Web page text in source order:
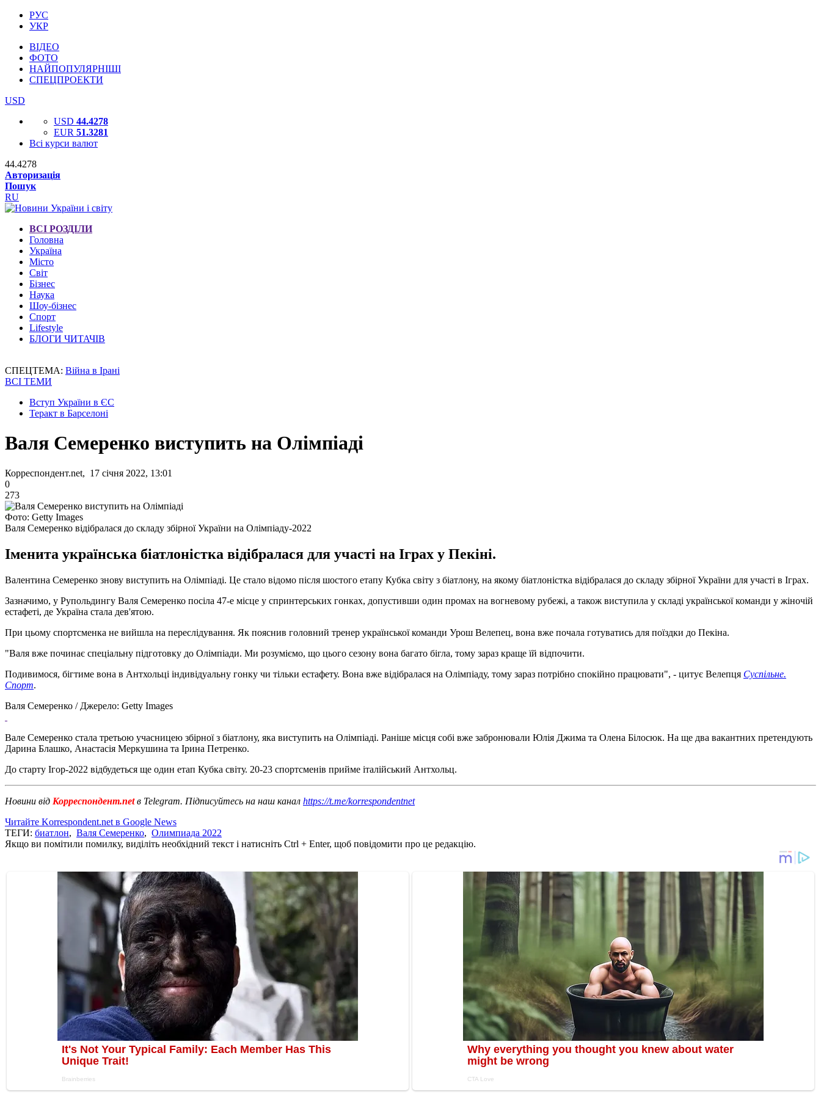
РУС
УКР
ВІДЕО
ФОТО
НАЙПОПУЛЯРНІШІ
СПЕЦПРОЕКТИ
USD
USD 44.4278
EUR 51.3281
Всі курси валют
44.4278
Авторизація
Пошук
RU
ВСІ РОЗДІЛИ
Головна
Україна
Місто
Світ
Бізнес
Наука
Шоу-бізнес
Спорт
Lifestyle
БЛОГИ ЧИТАЧІВ
СПЕЦТЕМА: Війна в Ірані
ВСІ ТЕМИ
Вступ України в ЄС
Теракт в Барселоні
Валя Семеренко виступить на Олімпіаді
Корреспондент.net, 17 січня 2022, 13:01
0
273
Фото: Getty Images
Валя Семеренко відібралася до складу збірної України на Олімпіаду-2022
Іменита українська біатлоністка відібралася для участі на Іграх у Пекіні.
Валентина Семеренко знову виступить на Олімпіаді. Це стало відомо після шостого етапу Кубка світу з біатлону, на якому біатлоністка відібралася до складу збірної України для участі в Іграх.
Зазначимо, у Рупольдингу Валя Семеренко посіла 47-е місце у спринтерських гонках, допустивши один промах на вогневому рубежі, а також виступила у складі української команди у жіночій
естафеті, де Україна стала дев'ятою.
При цьому спортсменка не вийшла на переслідування. Як пояснив головний тренер української команди Урош Велепец, вона вже почала готуватись для поїздки до Пекіна.
"Валя вже починає спеціальну підготовку до Олімпіади. Ми розуміємо, що цього сезону вона багато бігла, тому зараз краще їй відпочити.
Подивимося, бігтиме вона в Антхольці індивідуальну гонку чи тільки естафету. Вона вже відібралася на Олімпіаду, тому зараз потрібно спокійно працювати", - цитує Велепця Суспільне.
Спорт.
Валя Семеренко / Джерело: Getty Images
Вале Семеренко стала третьою учасницею збірної з біатлону, яка виступить на Олімпіаді. Раніше місця собі вже забронювали Юлія Джима та Олена Білосюк. На ще два вакантних претендують
Дарина Блашко, Анастасія Меркушина та Ірина Петренко.
До старту Ігор-2022 відбудеться ще один етап Кубка світу. 20-23 спортсменів прийме італійський Антхольц.
Новини від Корреспондент.netв Telegram. Підписуйтесь на наш канал https://t.me/korrespondentnet
Читайте Korrespondent.net в Google News
ТЕГИ: биатлон, Валя Семеренко, Олимпиада 2022
Якщо ви помітили помилку, виділіть необхідний текст і натисніть Ctrl + Enter, щоб повідомити про це редакцію.